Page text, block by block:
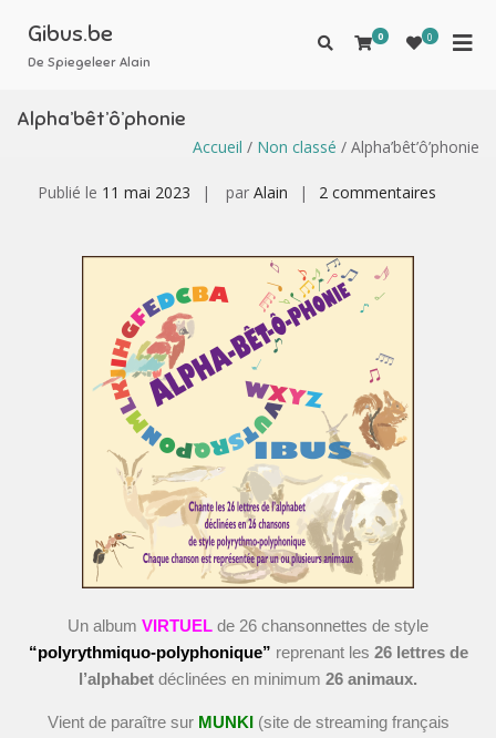
Gibus.be
De Spiegeleer Alain
0 0
Alpha’bêt’ô’phonie
Accueil / Non classé / Alpha’bêt’ô’phonie
Publié le 11 mai 2023 par Alain 2 commentaires
Un album VIRTUEL de 26 chansonnettes de style
“polyrythmiquo-polyphonique” reprenant les 26 lettres de
l’alphabet déclinées en minimum 26 animaux.
Vient de paraître sur MUNKI(site de streaming français